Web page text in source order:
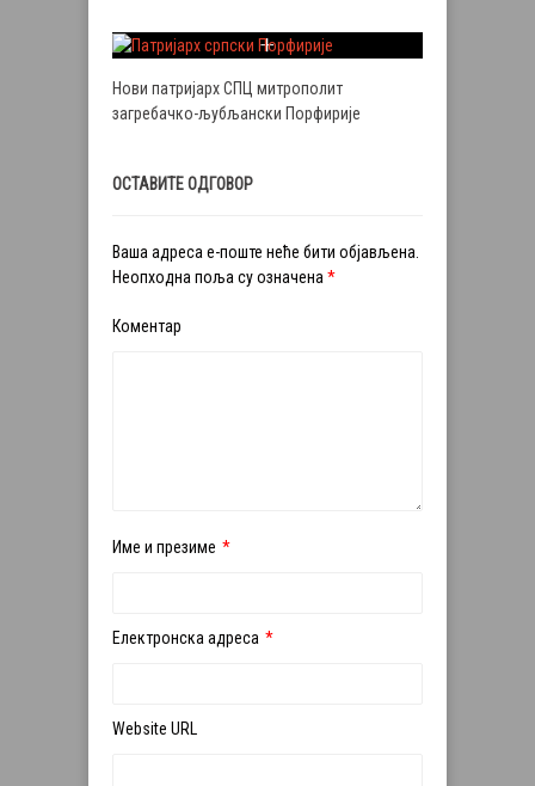
Нови патријарх СПЦ митрополит
загребачко-љубљански Порфирије
ОСТАВИТЕ ОДГОВОР
Ваша адреса е-поште неће бити објављена.
Неопходна поља су означена*
Коментар
Име и презиме *
Електронска адреса *
Website URL